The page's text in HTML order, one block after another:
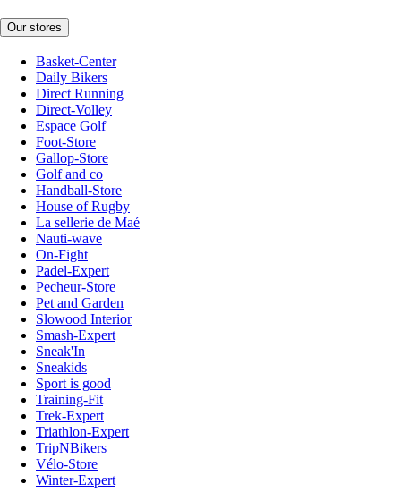
Our stores
Basket-Center
Daily Bikers
Direct Running
Direct-Volley
Espace Golf
Foot-Store
Gallop-Store
Golf and co
Handball-Store
House of Rugby
La sellerie de Maé
Nauti-wave
On-Fight
Padel-Expert
Pecheur-Store
Pet and Garden
Slowood Interior
Smash-Expert
Sneak'In
Sneakids
Sport is good
Training-Fit
Trek-Expert
Triathlon-Expert
TripNBikers
Vélo-Store
Winter-Expert